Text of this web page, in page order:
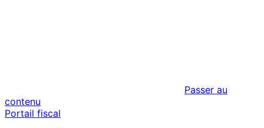
Passer au
contenu
Portail fiscal